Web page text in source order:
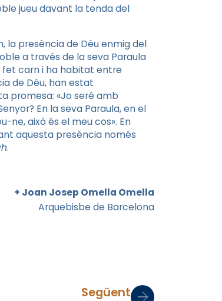
jueu davant la tenda del
la presència de Déu enmig del
a través de la seva Paraula
fet carn i ha habitat entre
de Déu, han estat
promesa: «Jo seré amb
En la seva Paraula, en el
ne, això és el meu cos». En
aquesta presència només
.
+ Joan Josep Omella Omella
Arquebisbe de Barcelona
Següent